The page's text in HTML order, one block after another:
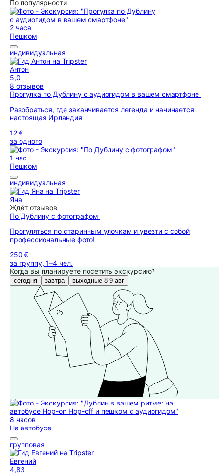
По популярности
2 часа
Пешком
индивидуальная
Антон
5,0
8 отзывов
Прогулка по Дублину с аудиогидом в вашем смартфоне
Разобраться, где заканчивается легенда и начинается
настоящая Ирландия
12 €
за одного
1 час
Пешком
индивидуальная
Яна
Ждёт отзывов
По Дублину с фотографом
Прогуляться по старинным улочкам и увезти с собой
профессиональные фото!
250 €
за группу, 1–4 чел.
Когда вы планируете посетить экскурсию?
сегодня завтра выходные 8-9 авг
8 часов
На автобусе
групповая
Евгений
4,83